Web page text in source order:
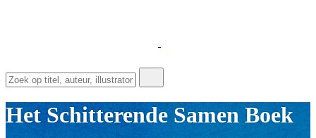
Het Schitterende Samen Boek